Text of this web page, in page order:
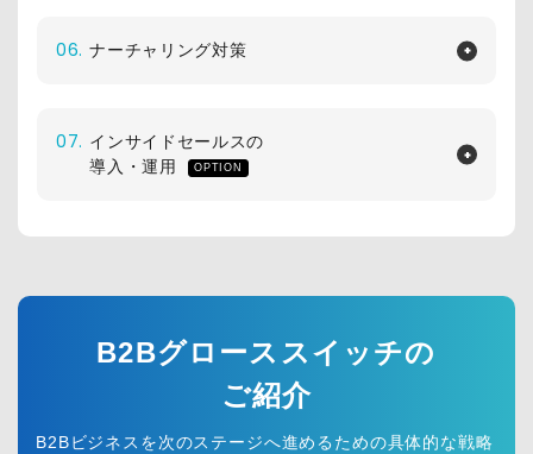
06. ナーチャリング対策
07. インサイドセールスの
導入・運用
OPTION
B2Bグローススイッチの
ご紹介
B2Bビジネスを次のステージへ進めるための具体的な戦略